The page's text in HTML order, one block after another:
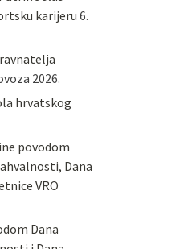
karijeru 6.
2026.
hrvatskog
povodom
Dana
VRO
Dana